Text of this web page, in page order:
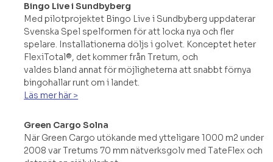
Bingo Live i Sundbyberg
Med pilotprojektet Bingo Live i Sundbyberg uppdaterar
Svenska Spel spelformen för att locka nya och fler
spelare. Installationerna döljs i golvet. Konceptet heter
FlexiTotal®, det kommer från Tretum, och
valdes bland annat för möjligheterna att snabbt förnya
bingohallar runt om i landet.
Läs mer här >
Green Cargo Solna
När Green Cargo utökande med ytteligare 1000 m2 under
2008 var Tretums 70 mm nätverksgolv med TateFlex och